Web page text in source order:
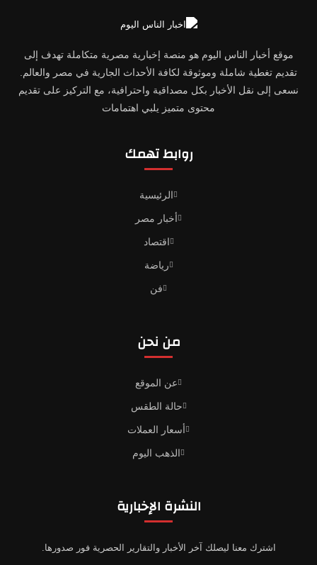
موقع أخبار الناس اليوم هو منصة إخبارية مصرية متكاملة تهدف إلى
تقديم تغطية شاملة وموثوقة لكافة الأحداث الجارية في مصر والعالم.
نسعى إلى نقل الأخبار بكل مصداقية واحترافية، مع التركيز على تقديم
محتوى متميز يلبي اهتمامات
روابط تهمك
الرئيسية
أخبار مصر
اقتصاد
رياضة
فن
من نحن
عن الموقع
حالة الطقس
أسعار العملات
الذهب اليوم
النشرة الإخبارية
اشترك معنا ليصلك آخر الأخبار والتقارير الحصرية فور صدورها.